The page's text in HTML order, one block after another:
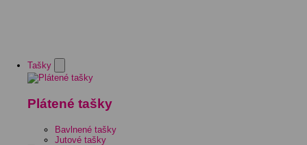
Tašky
Plátené tašky
Bavlnené tašky
Jutové tašky